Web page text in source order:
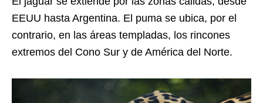
EEUU hasta Argentina. El puma se ubica, por el
contrario, en las áreas templadas, los rincones
extremos del Cono Sur y de América del Norte.